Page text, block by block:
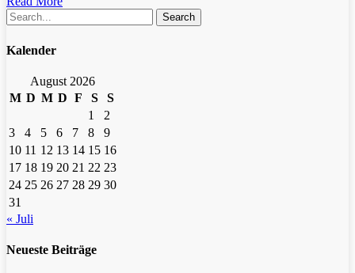
Search
Kalender
August 2026
M D M D F S
S
1
2
3
4 5 6 7 8
9
10 11 12 13 14 15 16
17 18 19 20 21 22 23
24 25 26 27 28 29 30
31
« Juli
Neueste Beiträge